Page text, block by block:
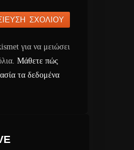
για να μειώσει
Μάθετε πώς
τα δεδομένα